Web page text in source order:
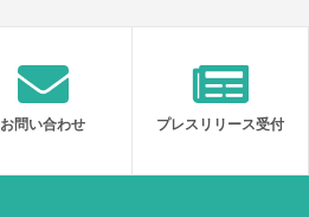
お問い合わせ プレスリリース受付